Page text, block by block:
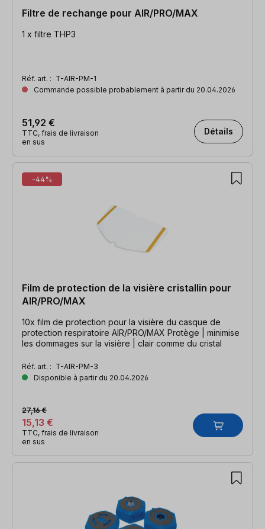
Filtre de rechange pour AIR/PRO/MAX
1 x filtre THP3
Réf. art. : T-AIR-PM-1
Commande possible probablement à partir du 20.04.2026
51,92 €
TTC, frais de livraison
en sus
Détails
-44%
Film de protection de la visière cristallin pour
AIR/PRO/MAX
10x film de protection pour la visière du casque de
protection respiratoire AIR/PRO/MAX Protège | minimise
les dommages sur la visière | clair comme du cristal
Réf. art. : T-AIR-PM-3
Disponible à partir du 20.04.2026
15,13 €
27,16 €
TTC, frais de livraison
en sus